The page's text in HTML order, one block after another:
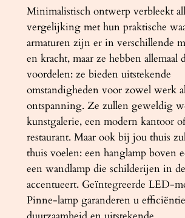
a
n
t
a
l
Minimalistisch ontwerp verbleekt
vergelijking met hun praktische
armaturen zijn er in verschillende
en kracht, maar ze hebben allemaal
voordelen: ze bieden uitstekende
omstandigheden voor zowel werk
ontspanning. Ze zullen geweldig
kunstgalerie, een modern kantoor
restaurant. Maar ook bij jou thuis
thuis voelen: een hanglamp boven
een wandlamp die schilderijen in
accentueert. Geïntegreerde LED-
Pinne-lamp garanderen u